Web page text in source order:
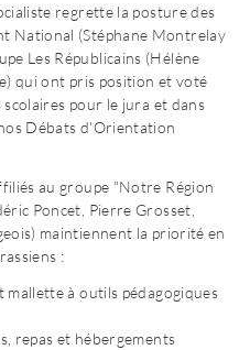
regrette la posture des
National (Stéphane Montrelay
Les Républicains (Hélène
qui ont pris position et voté
pour le jura et dans
Débats d'Orientation
au groupe "Notre Région
Poncet, Pierre Grosset,
maintiennent la priorité en
:
mallette à outils pédagogiques
repas et hébergements